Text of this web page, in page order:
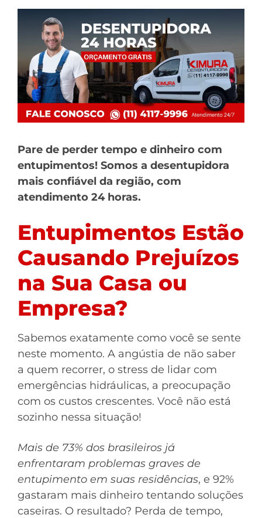
Pare de perder tempo e dinheiro com
entupimentos! Somos a desentupidora
mais confiável da região, com
atendimento 24 horas.
Entupimentos Estão
Causando Prejuízos
na Sua Casa ou
Empresa?
Sabemos exatamente como você se sente
neste momento. A angústia de não saber
a quem recorrer, o stress de lidar com
emergências hidráulicas, a preocupação
com os custos crescentes. Você não está
sozinho nessa situação!
Mais de 73% dos brasileiros já
enfrentaram problemas graves de
entupimento em suas residências, e 92%
gastaram mais dinheiro tentando soluções
caseiras. O resultado? Perda de tempo,